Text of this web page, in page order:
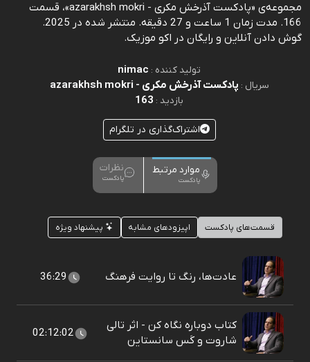
مجموعه‌ی «پادکست آذرخش مکری - azarakhsh mokri»، قسمت
166. مدت زمان 1 ساعت و 27 دقیقه. منتشر شده در 2025.
گوش دادن آنلاین و رایگان در اکو موزیک.
تولید کننده : nimac
سریال : پادکست آذرخش مکری - azarakhsh mokri
بازدید : 163
اشتراک‌گذاری در تلگرام
موارد مرتبط
پادکست
نظرات
پادکست
قسمت‌های پادکست اپیزودهای مشابه پیشنهاد ویژه
عادت‌ها، رنگ تا روایت فرهنگ 36:29
کتاب دوباره نگاه کن - اثر تالی
شاروت و کَس سانستاین
02:12:02